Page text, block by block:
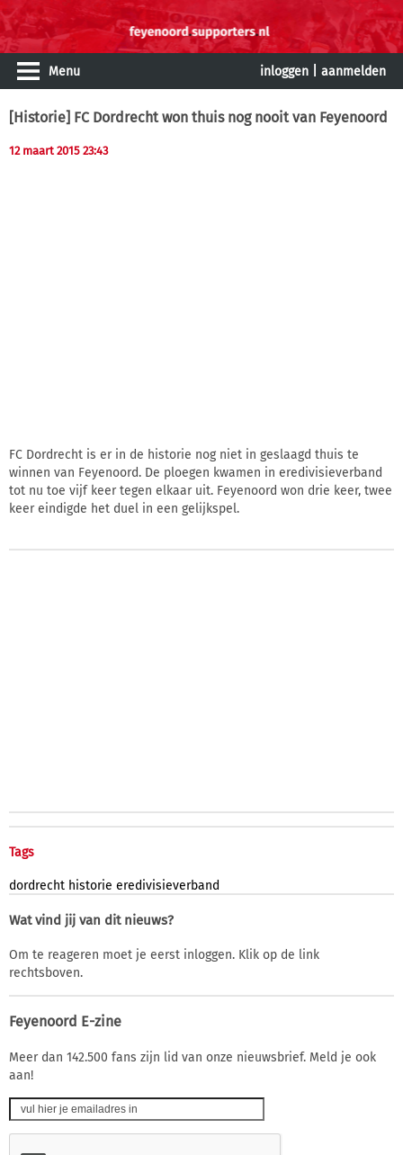
Menu inloggen aanmelden
[Historie] FC Dordrecht won thuis nog nooit van Feyenoord
12 maart 2015 23:43
FC Dordrecht is er in de historie nog niet in geslaagd thuis te
winnen van Feyenoord. De ploegen kwamen in eredivisieverband
tot nu toe vijf keer tegen elkaar uit. Feyenoord won drie keer, twee
keer eindigde het duel in een gelijkspel.
Tags
dordrecht historie eredivisieverband
Wat vind jij van dit nieuws?
Om te reageren moet je eerst inloggen. Klik op de link
rechtsboven.
Feyenoord E-zine
Meer dan 142.500 fans zijn lid van onze nieuwsbrief. Meld je ook
aan!